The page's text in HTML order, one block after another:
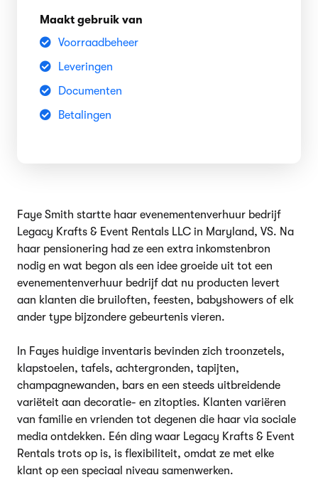
Maakt gebruik van
Voorraadbeheer
Leveringen
Documenten
Betalingen
Faye Smith startte haar evenementenverhuur bedrijf
Legacy Krafts & Event Rentals LLC in Maryland, VS. Na
haar pensionering had ze een extra inkomstenbron
nodig en wat begon als een idee groeide uit tot een
evenementenverhuur bedrijf dat nu producten levert
aan klanten die bruiloften, feesten, babyshowers of elk
ander type bijzondere gebeurtenis vieren.
In Fayes huidige inventaris bevinden zich troonzetels,
klapstoelen, tafels, achtergronden, tapijten,
champagnewanden, bars en een steeds uitbreidende
variëteit aan decoratie- en zitopties. Klanten variëren
van familie en vrienden tot degenen die haar via sociale
media ontdekken. Eén ding waar Legacy Krafts & Event
Rentals trots op is, is flexibiliteit, omdat ze met elke
klant op een speciaal niveau samenwerken.